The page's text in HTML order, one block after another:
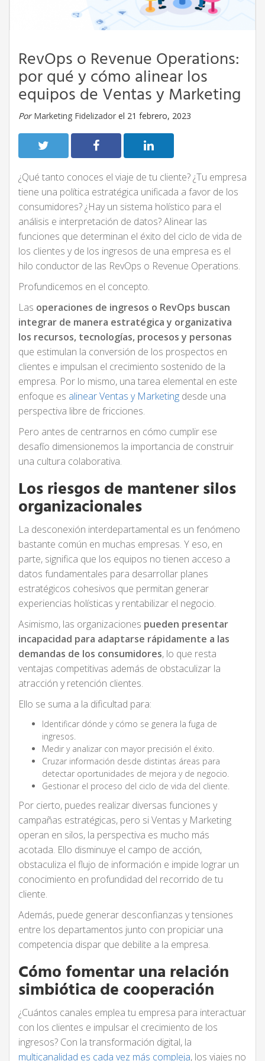
RevOps o Revenue Operations:
por qué y cómo alinear los
equipos de Ventas y Marketing
Por Marketing Fidelizador el 21 febrero, 2023
¿Qué tanto conoces el viaje de tu cliente? ¿Tu empresa
tiene una política estratégica unificada a favor de los
consumidores? ¿Hay un sistema holístico para el
análisis e interpretación de datos? Alinear las
funciones que determinan el éxito del ciclo de vida de
los clientes y de los ingresos de una empresa es el
hilo conductor de las RevOps o Revenue Operations.
Profundicemos en el concepto.
Las operaciones de ingresos o RevOps buscan
integrar de manera estratégica y organizativa
los recursos, tecnologías, procesos y personas
que estimulan la conversión de los prospectos en
clientes e impulsan el crecimiento sostenido de la
empresa. Por lo mismo, una tarea elemental en este
enfoque es alinear Ventas y Marketing desde una
perspectiva libre de fricciones.
Pero antes de centrarnos en cómo cumplir ese
desafío dimensionemos la importancia de construir
una cultura colaborativa.
Los riesgos de mantener silos
organizacionales
La desconexión interdepartamental es un fenómeno
bastante común en muchas empresas. Y eso, en
parte, significa que los equipos no tienen acceso a
datos fundamentales para desarrollar planes
estratégicos cohesivos que permitan generar
experiencias holísticas y rentabilizar el negocio.
Asimismo, las organizaciones pueden presentar
incapacidad para adaptarse rápidamente a las
demandas de los consumidores, lo que resta
ventajas competitivas además de obstaculizar la
atracción y retención clientes.
Ello se suma a la dificultad para:
Identificar dónde y cómo se genera la fuga de
ingresos.
Medir y analizar con mayor precisión el éxito.
Cruzar información desde distintas áreas para
detectar oportunidades de mejora y de negocio.
Gestionar el proceso del ciclo de vida del cliente.
Por cierto, puedes realizar diversas funciones y
campañas estratégicas, pero si Ventas y Marketing
operan en silos, la perspectiva es mucho más
acotada. Ello disminuye el campo de acción,
obstaculiza el flujo de información e impide lograr un
conocimiento en profundidad del recorrido de tu
cliente.
Además, puede generar desconfianzas y tensiones
entre los departamentos junto con propiciar una
competencia dispar que debilite a la empresa.
Cómo fomentar una relación
simbiótica de cooperación
¿Cuántos canales emplea tu empresa para interactuar
con los clientes e impulsar el crecimiento de los
ingresos? Con la transformación digital, la
multicanalidad es cada vez más compleja, los viajes no